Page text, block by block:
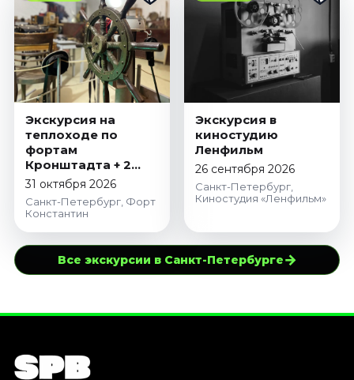
Экскурсия на
теплоходе по
фортам
Кронштадта + 2
музея на форте
Константин
31 октября 2026
Санкт-Петербург, Форт
Константин
Экскурсия в
киностудию
Ленфильм
26 сентября 2026
Санкт-Петербург,
Киностудия «Ленфильм»
Все экскурсии в Санкт-Петербурге→